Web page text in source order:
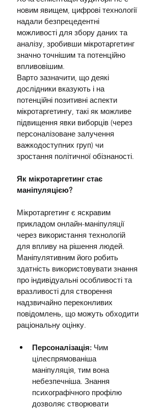
новим явищем, цифрові технології
надали безпрецедентні
можливості для збору даних та
аналізу, зробивши мікротаргетинг
значно точнішим та потенційно
впливовішим.
Варто зазначити, що деякі
дослідники вказують і на
потенційні позитивні аспекти
мікротаргетингу, такі як можливе
підвищення явки виборців (через
персоналізоване залучення
важкодоступних груп) чи
зростання політичної обізнаності.
Як мікротаргетинг стає
маніпуляцією?
Мікротаргетинг є яскравим
прикладом онлайн-маніпуляції
через використання технологій
для впливу на рішення людей.
Маніпулятивним його робить
здатність використовувати знання
про індивідуальні особливості та
вразливості для створення
надзвичайно переконливих
повідомлень, що можуть обходити
раціональну оцінку.
Персоналізація: Чим
цілеспрямованіша
маніпуляція, тим вона
небезпечніша. Знання
психографічного профілю
дозволяє створювати